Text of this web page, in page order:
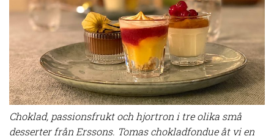
Choklad, passionsfrukt och hjortron i tre olika små
desserter från Erssons. Tomas chokladfondue åt vi en